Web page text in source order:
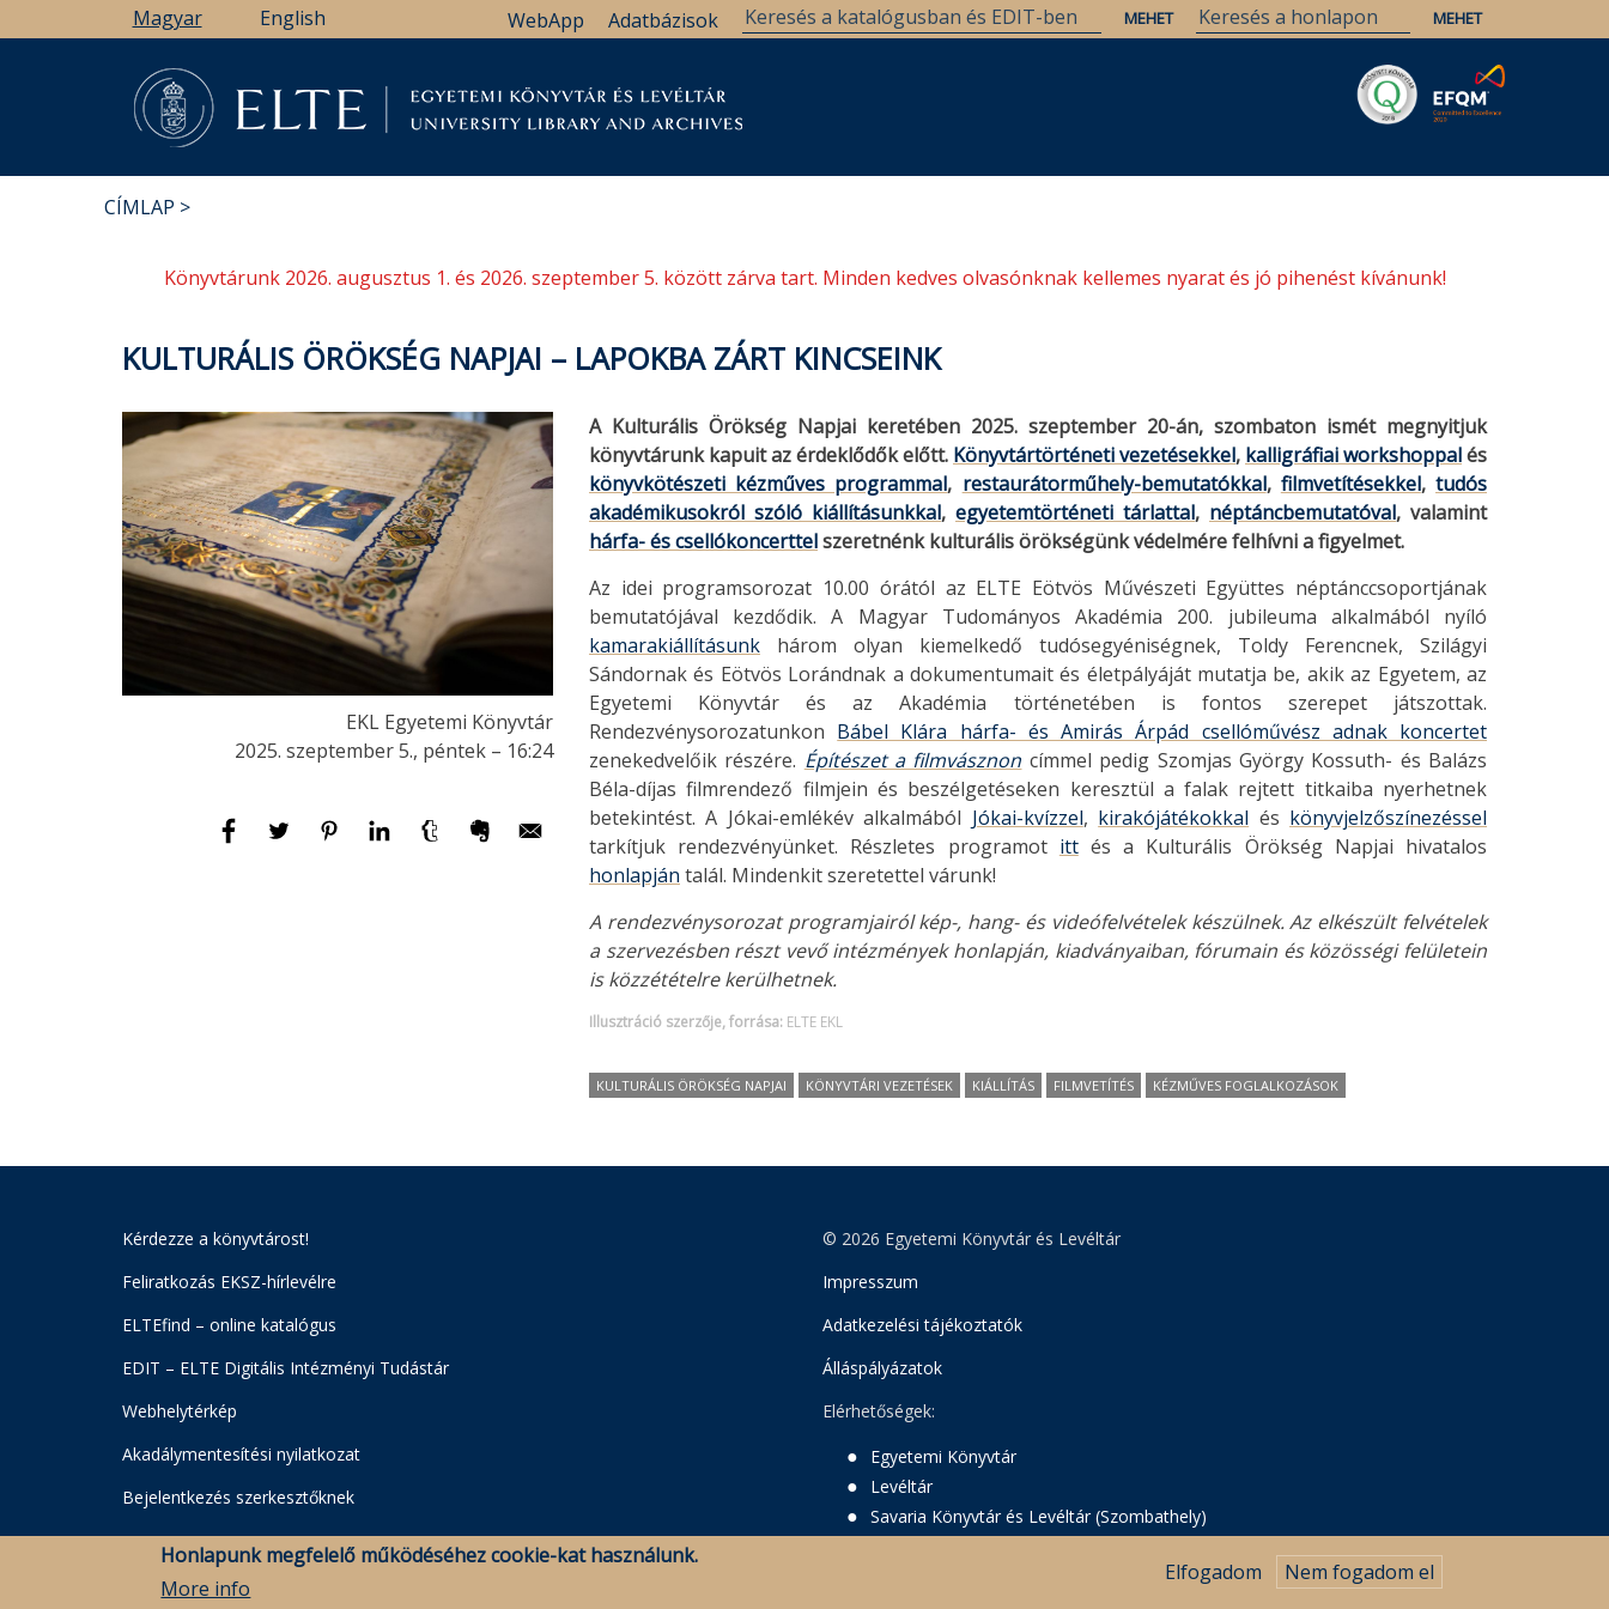
a
Magyar English Adatbázisok
WebApp
CÍMLAP
Könyvtárunk 2026. augusztus 1. és 2026. szeptember 5. között zárva tart. Minden kedves olvasónknak kellemes nyarat és jó pihenést kívánunk!
KULTURÁLIS ÖRÖKSÉG NAPJAI – LAPOKBA ZÁRT KINCSEINK
EKL Egyetemi Könyvtár
2025. szeptember 5., péntek – 16:24
A Kulturális Örökség Napjai keretében 2025. szeptember 20-án, szombaton ismét megnyitjuk
könyvtárunk kapuit az érdeklődők előtt. Könyvtártörténeti vezetésekkel, kalligráfiai workshoppalés
könyvkötészeti kézműves programmal, restaurátorműhely-bemutatókkal, filmvetítésekkel,tudós
akadémikusokról szóló kiállításunkkal, egyetemtörténeti tárlattal, néptáncbemutatóval, valamint
hárfa- és csellókoncerttelszeretnénk kulturális örökségünk védelmére felhívni a figyelmet.
Az idei programsorozat 10.00 órától az ELTE Eötvös Művészeti Együttes néptánccsoportjának
bemutatójával kezdődik. A Magyar Tudományos Akadémia 200. jubileuma alkalmából nyíló
kamarakiállításunk három olyan kiemelkedő tudósegyéniségnek, Toldy Ferencnek, Szilágyi
Sándornak és Eötvös Lorándnak a dokumentumait és életpályáját mutatja be, akik az Egyetem, az
Egyetemi Könyvtár és az Akadémia történetében is fontos szerepet játszottak.
Rendezvénysorozatunkon Bábel Klára hárfa- és Amirás Árpád csellóművész adnak koncertet
zenekedvelőik részére. Építészet a filmvásznon címmel pedig Szomjas György Kossuth- és Balázs
Béla-díjas filmrendező filmjein és beszélgetéseken keresztül a falak rejtett titkaiba nyerhetnek
betekintést. A Jókai-emlékév alkalmából Jókai-kvízzel, kirakójátékokkal és könyvjelzőszínezéssel
tarkítjuk rendezvényünket. Részletes programot ittés a Kulturális Örökség Napjai hivatalos
honlapján talál. Mindenkit szeretettel várunk!
A rendezvénysorozat programjairól kép-, hang- és videófelvételek készülnek. Az elkészült felvételek
a szervezésben részt vevő intézmények honlapján, kiadványaiban, fórumain és közösségi felületein
is közzétételre kerülhetnek.
Illusztráció szerzője, forrása: ELTE EKL
KULTURÁLIS ÖRÖKSÉG NAPJAI KÖNYVTÁRI VEZETÉSEK KIÁLLÍTÁS FILMVETÍTÉS KÉZMŰVES FOGLALKOZÁSOK
Kérdezze a könyvtárost!
Feliratkozás EKSZ-hírlevélre
ELTEfind – online katalógus
EDIT – ELTE Digitális Intézményi Tudástár
Webhelytérkép
Akadálymentesítési nyilatkozat
Bejelentkezés szerkesztőknek
© 2026 Egyetemi Könyvtár és Levéltár
Impresszum
Adatkezelési tájékoztatók
Álláspályázatok
Elérhetőségek:
Egyetemi Könyvtár
Levéltár
Savaria Könyvtár és Levéltár (Szombathely)
Honlapunk megfelelő működéséhez cookie-kat használunk.
More info
Elfogadom Nem fogadom el